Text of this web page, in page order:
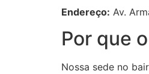
Endereço: Av.
Por que
Nossa sede no